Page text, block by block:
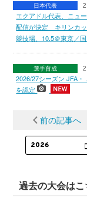
日本代表
エクアドル代表、ニュ
配信が決定 キリンカッ
競技場、10.5＠東京／
選手育成
2026/27シーズン JFA・
を認定
前の記事へ
過去の大会はこ